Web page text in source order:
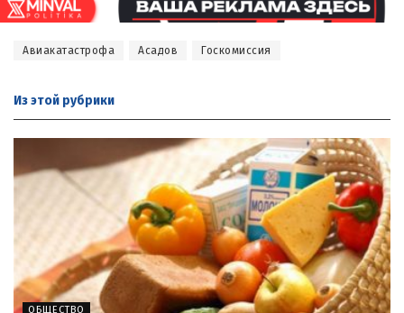
Авиакатастрофа Асадов Госкомиссия
Из этой рубрики
ОБЩЕСТВО